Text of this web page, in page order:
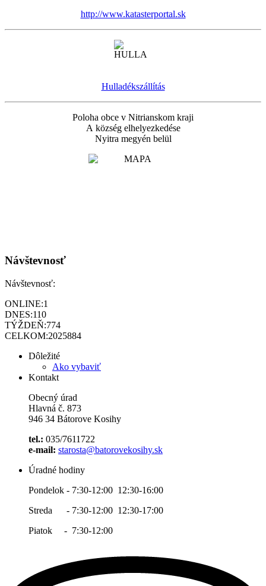
http://www.katasterportal.sk
Hulladékszállítás
Poloha obce v Nitrianskom kraji
A község elhelyezkedése
Nyitra megyén belül
Návštevnosť
Návštevnosť:
ONLINE:1
DNES:110
TÝŽDEŇ:774
CELKOM:2025884
Dôležité
Ako vybaviť
Kontakt
Obecný úrad
Hlavná č. 873
946 34 Bátorove Kosihy
tel.: 035/7611722
e-mail: starosta@batorovekosihy.sk
Úradné hodiny
Pondelok - 7:30-12:00 12:30-16:00
Streda - 7:30-12:00 12:30-17:00
Piatok - 7:30-12:00